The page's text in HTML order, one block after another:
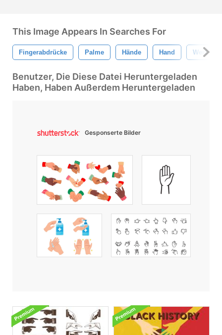
This Image Appears In Searches For
Fingerabdrücke Palme Hände Hand Weiß
Benutzer, Die Diese Datei Heruntergeladen
Haben, Haben Außerdem Heruntergeladen
Gesponserte Bilder